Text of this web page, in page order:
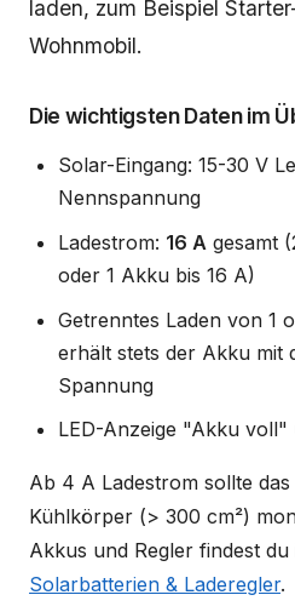
laden, zum Beispiel
Wohnmobil.
Die wichtigsten Daten im
Solar-Eingang: 15-30 V
Nennspannung
Ladestrom: 16 A gesamt
oder 1 Akku bis 16 A)
Getrenntes Laden von 1
erhält stets der Akku mit
Spannung
LED-Anzeige "Akku
Ab 4 A Ladestrom sollte
Kühlkörper (> 300 cm²)
Akkus und Regler findest du
Solarbatterien & Laderegler.